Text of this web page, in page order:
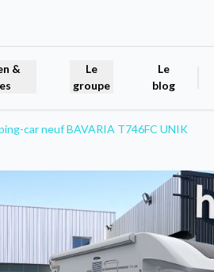
&
Le
groupe
Le
blog
car neuf BAVARIA T746FC UNIK